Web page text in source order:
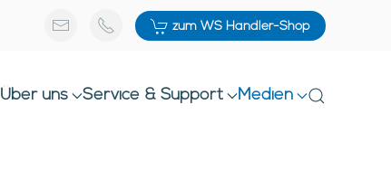
zum WS Händler-Shop
Über uns Service & Support Medien